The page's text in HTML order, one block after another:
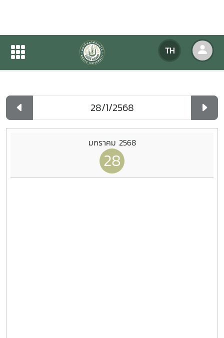
TH
ปฏิทินกิจกรรมของหน่วยงาน
ปฏิทินกิจกรรมของหน่วยงาน
มกราคม 2568
28